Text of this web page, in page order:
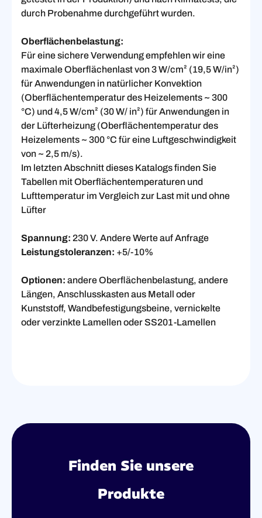
durch Probenahme durchgeführt wurden.
Oberflächenbelastung:
Für eine sichere Verwendung empfehlen wir eine
maximale Oberflächenlast von 3 W/cm² (19,5 W/in²)
für Anwendungen in natürlicher Konvektion
(Oberflächentemperatur des Heizelements ~ 300
°C) und 4,5 W/cm² (30 W/ in²) für Anwendungen in
der Lüfterheizung (Oberflächentemperatur des
Heizelements ~ 300 °C für eine Luftgeschwindigkeit
von ~ 2,5 m/s).
Im letzten Abschnitt dieses Katalogs finden Sie
Tabellen mit Oberflächentemperaturen und
Lufttemperatur im Vergleich zur Last mit und ohne
Lüfter
Spannung: 230 V. Andere Werte auf Anfrage
Leistungstoleranzen: +5/-10%
Optionen: andere Oberflächenbelastung, andere
Längen, Anschlusskasten aus Metall oder
Kunststoff, Wandbefestigungsbeine, vernickelte
oder verzinkte Lamellen oder SS201-Lamellen
Finden Sie unsere
Produkte